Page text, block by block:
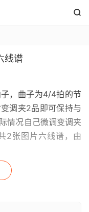

线谱
，曲子为4/4拍的节
调夹2品即可保持与
情况自己微调变调夹
2张图片六线谱，由